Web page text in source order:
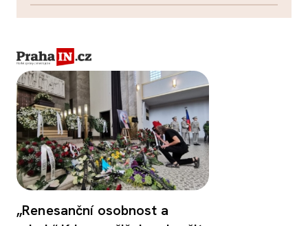
„Renesanční osobnost a